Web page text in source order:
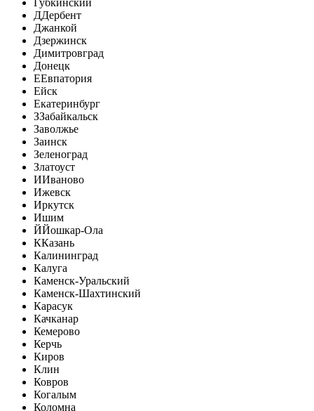
Губкинский
ДДербент
Джанкой
Дзержинск
Димитровград
Донецк
ЕЕвпатория
Ейск
Екатеринбург
ЗЗабайкальск
Заволжье
Заинск
Зеленоград
Златоуст
ИИваново
Ижевск
Иркутск
Ишим
ЙЙошкар-Ола
ККазань
Калининград
Калуга
Каменск-Уральский
Каменск-Шахтинский
Карасук
Качканар
Кемерово
Керчь
Киров
Клин
Ковров
Когалым
Коломна